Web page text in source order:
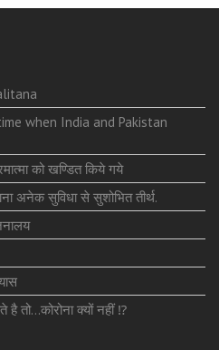
when India and Pakistan
को खण्डित किये गये
अनेक सुविधा से सुशोभित तीर्थ.
तो…कोरोना क्यों नहीं ⁉️